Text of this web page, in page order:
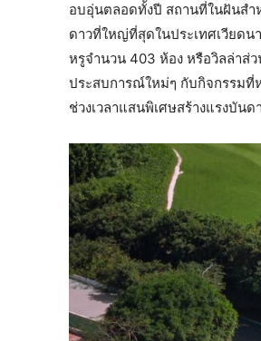
อบอุ่นตลอดทั้งปี สถานที่ในฝันสำ
ดาวที่ใหญ่ที่สุดในประเทศเวียดน
หรูจำนวน 403 ห้อง หรือวิลล่าส่
ประสบการณ์ใหม่ๆ กับกิจกรรมที่
ช่วงเวลาแสนพิเศษสร้างแรงบันด